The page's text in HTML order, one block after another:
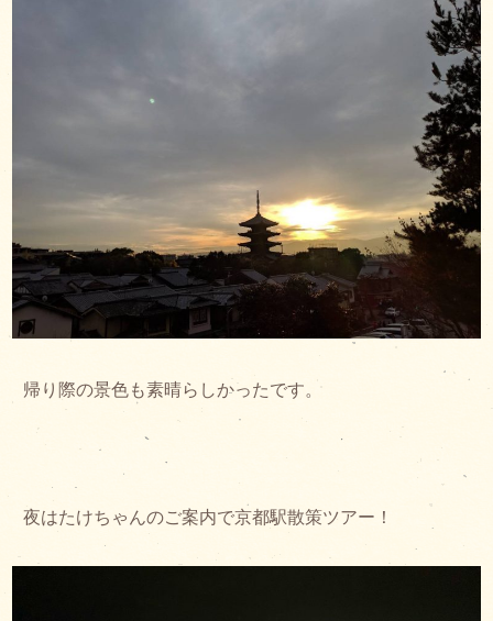
帰り際の景色も素晴らしかったです。
夜はたけちゃんのご案内で京都駅散策ツアー！